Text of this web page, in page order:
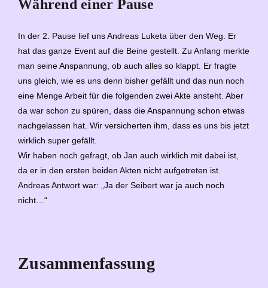
Während einer Pause
In der 2. Pause lief uns Andreas Luketa über den Weg. Er
hat das ganze Event auf die Beine gestellt. Zu Anfang merkte
man seine Anspannung, ob auch alles so klappt. Er fragte
uns gleich, wie es uns denn bisher gefällt und das nun noch
eine Menge Arbeit für die folgenden zwei Akte ansteht. Aber
da war schon zu spüren, dass die Anspannung schon etwas
nachgelassen hat. Wir versicherten ihm, dass es uns bis jetzt
wirklich super gefällt.
Wir haben noch gefragt, ob Jan auch wirklich mit dabei ist,
da er in den ersten beiden Akten nicht aufgetreten ist.
Andreas Antwort war: „Ja der Seibert war ja auch noch
nicht…“
Zusammenfassung